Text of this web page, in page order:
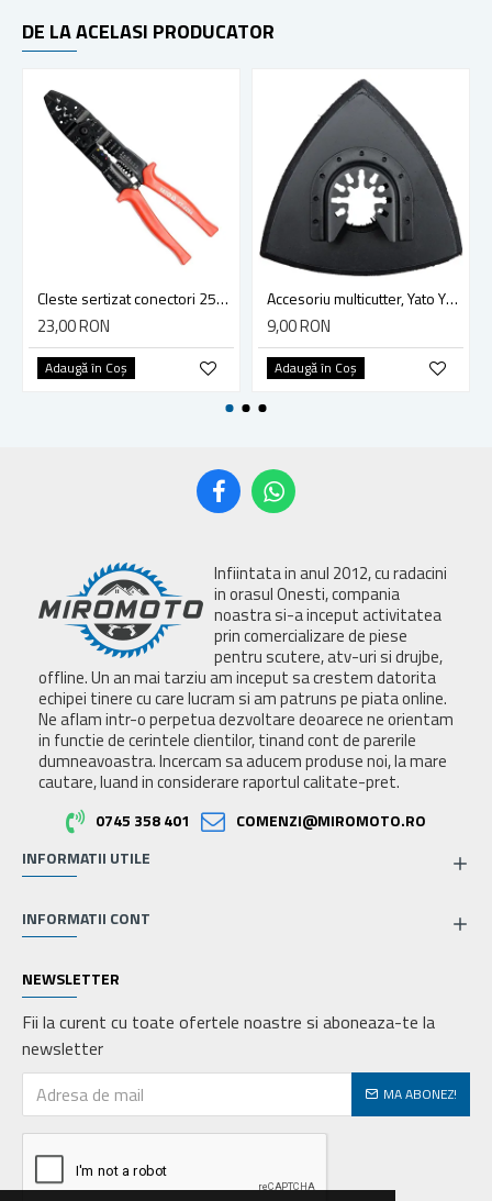
DE LA ACELASI PRODUCATOR
Cleste sertizat conectori 250 mm lama 4mm Yato YT-2254
23,00 RON
Adaugă în Coş
Accesoriu multicutter, Yato YT-34689, sistem Yato Quick Release, slefuire, 90 mm, ceramica, abrazive
9,00 RON
Adaugă în Coş
Infiintata in anul 2012, cu radacini
in orasul Onesti, compania
noastra si-a inceput activitatea
prin comercializare de piese
pentru scutere, atv-uri si drujbe,
offline. Un an mai tarziu am inceput sa crestem datorita
echipei tinere cu care lucram si am patruns pe piata online.
Ne aflam intr-o perpetua dezvoltare deoarece ne orientam
in functie de cerintele clientilor, tinand cont de parerile
dumneavoastra. Incercam sa aducem produse noi, la mare
cautare, luand in considerare raportul calitate-pret.
0745 358 401
COMENZI@MIROMOTO.RO
INFORMATII UTILE
INFORMATII CONT
NEWSLETTER
Fii la curent cu toate ofertele noastre si aboneaza-te la
newsletter
MA ABONEZ!